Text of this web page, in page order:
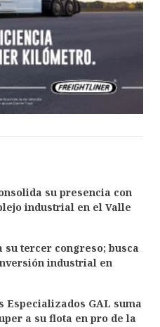
su presencia con
industrial en el Valle
su tercer congreso; busca
industrial en
Especializados GAL suma
a su flota en pro de la